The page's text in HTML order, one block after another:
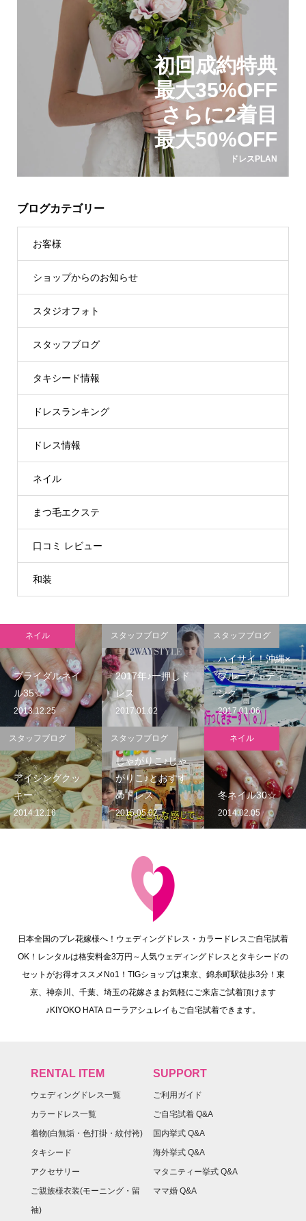
初回成約特典
最大35%OFF
さらに2着目
最大50%OFF
ドレスPLAN
ブログカテゴリー
お客様
ショップからのお知らせ
スタジオフォト
スタッフブログ
タキシード情報
ドレスランキング
ドレス情報
ネイル
まつ毛エクステ
口コミ レビュー
和装
ブライダルネイ
ル35☆
2013.12.25
ネイル
2017年♪一押しド
レス
2017.01.02
スタッフブログ
ハイサイ！沖縄×
ブルーウェディ
ング
2017.01.06
スタッフブログ
アイシングクッ
キー
2014.12.16
スタッフブログ
じゃがりこ♪じゃ
がりこ♪とおすす
めドレス
2015.05.02
スタッフブログ
冬ネイル30☆
2014.02.05
ネイル
日本全国のプレ花嫁様へ！ウェディングドレス・カラードレスご自宅試着
OK！レンタルは格安料金3万円～人気ウェディングドレスとタキシードの
セットがお得オススメNo1！TIGショップは東京、錦糸町駅徒歩3分！東
京、神奈川、千葉、埼玉の花嫁さまお気軽にご来店ご試着頂けます
♪KIYOKO HATA ローラアシュレイもご自宅試着できます。
RENTAL ITEM
ウェディングドレス一覧
カラードレス一覧
着物(白無垢・色打掛・紋付袴)
タキシード
アクセサリー
ご親族様衣装(モーニング・留
袖)
SUPPORT
ご利用ガイド
ご自宅試着 Q&A
国内挙式 Q&A
海外挙式 Q&A
マタニティー挙式 Q&A
ママ婚 Q&A